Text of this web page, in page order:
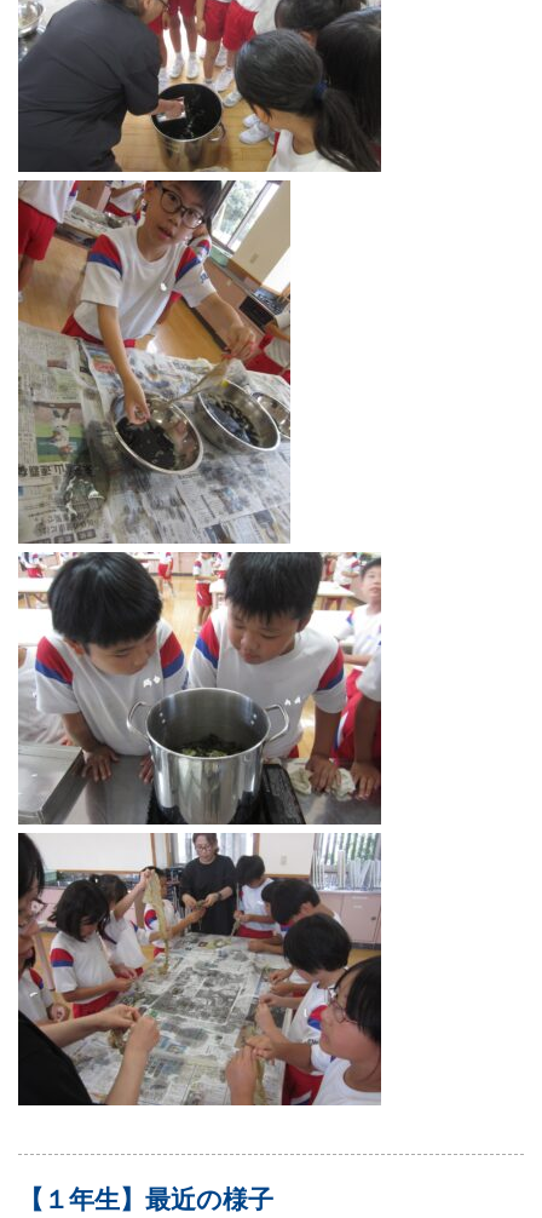
【１年生】最近の様子